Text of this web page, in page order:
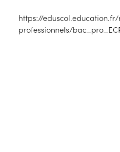
https://
professionnels/